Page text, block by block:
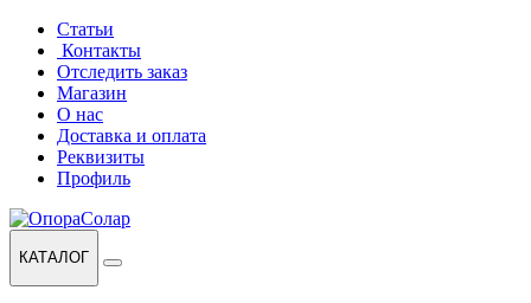
Перейти
навигации
Перейти
содержанию
Статьи
Контакты
Отследить заказ
Магазин
О нас
Доставка и оплата
Реквизиты
Профиль
КАТАЛОГ